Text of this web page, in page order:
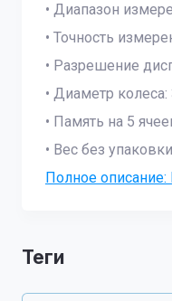
• Диапазон
• Точность
• Разрешение
• Диаметр
• Память на 5
• Вес без
Полное
теги